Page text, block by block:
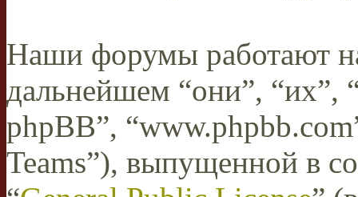
Наши форумы работают
дальнейшем “они”, “их”,
phpBB”,
Teams”), выпущенной в